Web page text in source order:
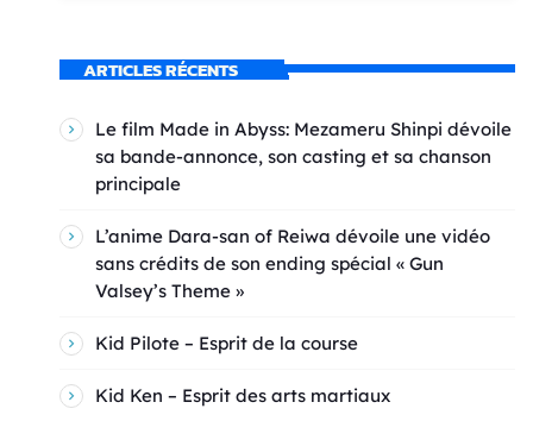
ARTICLES RÉCENTS
Le film Made in Abyss: Mezameru Shinpi dévoile
sa bande-annonce, son casting et sa chanson
principale
L’anime Dara-san of Reiwa dévoile une vidéo
sans crédits de son ending spécial « Gun
Valsey’s Theme »
Kid Pilote – Esprit de la course
Kid Ken – Esprit des arts martiaux